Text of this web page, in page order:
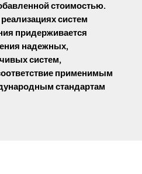
стоимостью.
систем
придерживается
надежных,
систем,
применимым
стандартам